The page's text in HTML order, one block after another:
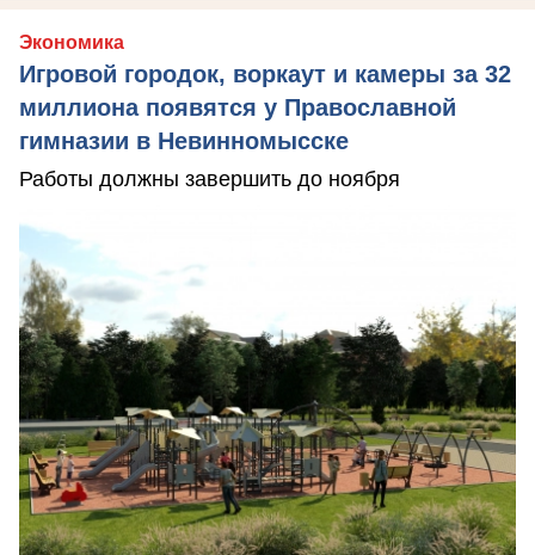
Экономика
Игровой городок, воркаут и камеры за 32
миллиона появятся у Православной
гимназии в Невинномысске
Работы должны завершить до ноября